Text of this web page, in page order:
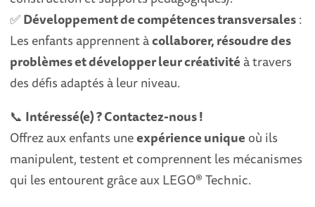
✅Développement de compétences transversales:
Les enfants apprennent àcollaborer, résoudre des
problèmes et développer leur créativitéà travers
des défis adaptés à leur niveau.
📞 Intéressé(e) ? Contactez-nous !
Offrez aux enfants uneexpérience unique où ils
manipulent, testent et comprennent les mécanismes
qui les entourent grâce aux LEGO® Technic.